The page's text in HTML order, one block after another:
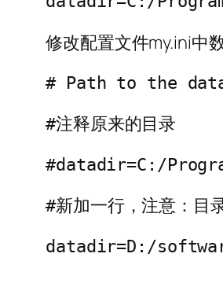
修改配置文件my.ini中
# Path to the
#注释原来的目录
#datadir=C:/
#新加一行，注意：目
datadir=D:/